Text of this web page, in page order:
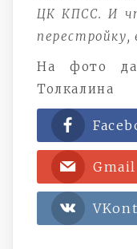
ЦК КПСС. И
перестройку,
На фото
Толкалина
Gmail